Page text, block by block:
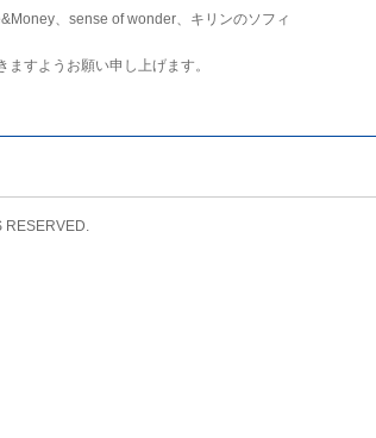
、sense of wonder、キリンのソフィ
すようお願い申し上げます。